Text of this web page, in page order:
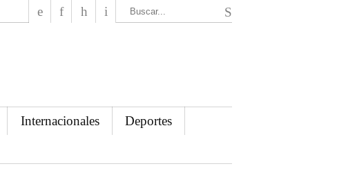
Internacionales
Deportes